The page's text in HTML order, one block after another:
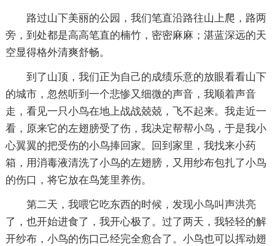
路过山下美丽的公园，我们笔直沿路往山上爬，路两
旁，到处都是高高笔直的楠竹，密密麻麻；湛蓝深远的天
空显得格外清爽舒畅。
到了山顶，我们正为自己的成绩乐意的放眼看看山下
的城市，忽然听到一个悲惨又细微的声音，我顺着声音
走，看见一只小鸟在地上战战兢兢，飞不起来。我走近一
看，原来它的左翅膀受了伤，我决定帮帮小鸟，于是我小
心翼翼的把受伤的小鸟捧回家。回到家里，我找来小药
箱，用消毒液清洗了小鸟的左翅膀，又用纱布包扎了小鸟
的伤口，将它放在鸟笼里养伤。
第二天，我喂它吃东西的时候，发现小鸟叫声洪亮
了，也开始进食了，我开心极了。过了两天，我轻轻的解
开纱布，小鸟的伤口己经完全愈合了。小鸟也可以挥动翅